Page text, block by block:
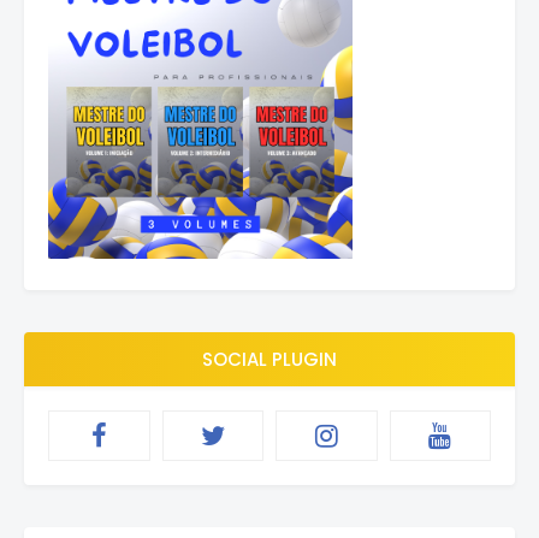
SOCIAL PLUGIN